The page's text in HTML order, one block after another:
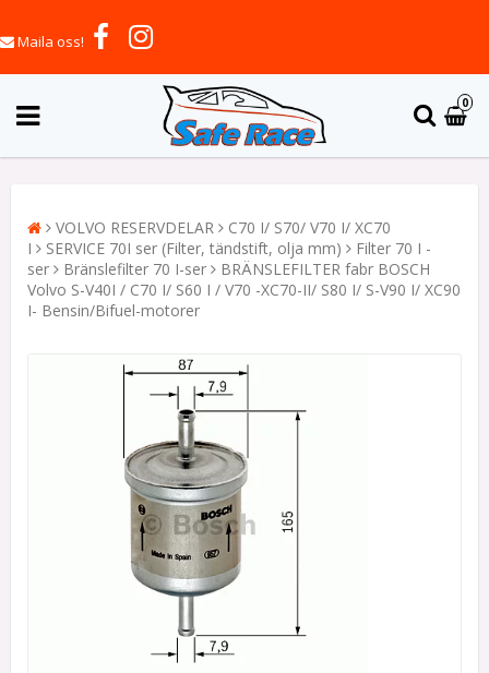
Maila oss!
0
VOLVO RESERVDELAR
C70 I/ S70/ V70 I/ XC70
I
SERVICE 70I ser (Filter, tändstift, olja mm)
Filter 70 I -
ser
Bränslefilter 70 I-ser
BRÄNSLEFILTER fabr BOSCH
Volvo S-V40I / C70 I/ S60 I / V70 -XC70-II/ S80 I/ S-V90 I/ XC90
I- Bensin/Bifuel-motorer